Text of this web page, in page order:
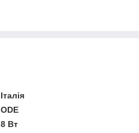
Італія
ODE
8 Вт